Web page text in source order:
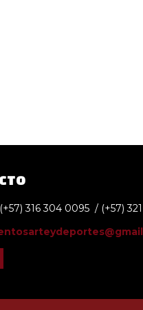
+57) 316 304 0095 / (+57)